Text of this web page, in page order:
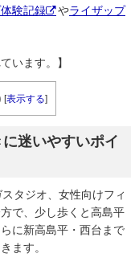
験記録 やライザップ
います。】
[表示する]
迷いやすいポイ
タジオ、女性向けフィ
で、少し歩くと高島平
に新高島平・西台まで
ます。